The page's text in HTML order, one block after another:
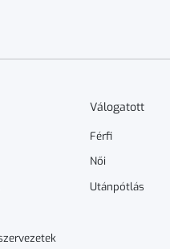
Válogatott
Férfi
Női
Utánpótlás